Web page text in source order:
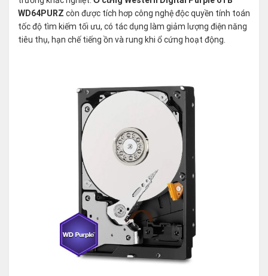
WD64PURZ còn được tích hơp công nghệ độc quyền tính toán
tốc độ tìm kiếm tối ưu, có tác dụng làm giảm lượng điện năng
tiêu thụ, hạn chế tiếng ồn và rung khi ổ cứng hoạt động.